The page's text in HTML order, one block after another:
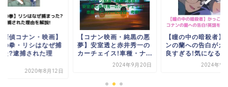
探偵コナン・映画】
の拳・リシはなぜ捕
た?逮捕された理
2020年8月12日
【コナン映画・純黒の悪
夢】安室透と赤井秀一の
カーチェイス!車種・ナ...
2024年9月20日
【瞳の中の暗殺者】
ンの蘭への告白がカ
良すぎる!気になる
2024年9